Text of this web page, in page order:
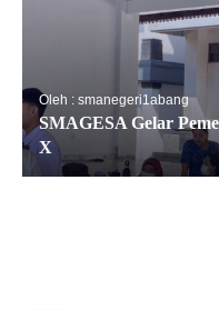
Oleh : smanegeri1abang
SMAGESA Gelar
X